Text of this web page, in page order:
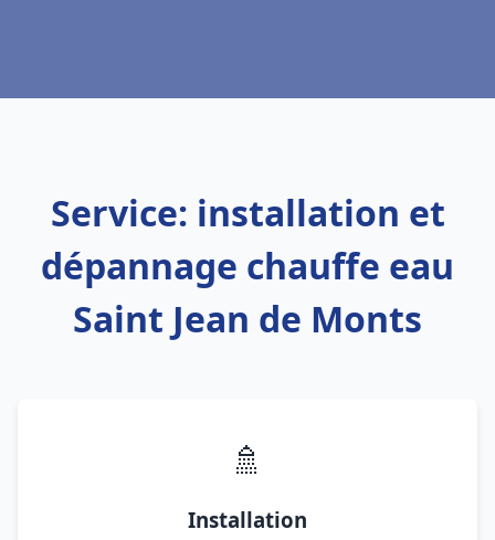
Service: installation et
dépannage chauffe eau
Saint Jean de Monts
🚿
Installation